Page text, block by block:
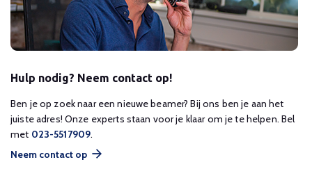
Hulp nodig? Neem contact op!
Ben je op zoek naar een nieuwe beamer? Bij ons ben je aan het
juiste adres! Onze experts staan voor je klaar om je te helpen. Bel
met 023-5517909.
Neem contact op